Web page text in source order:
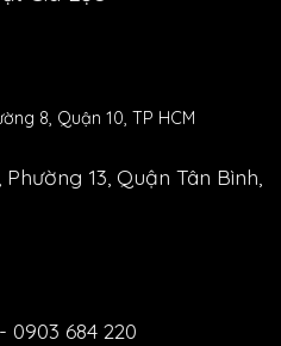
8, Quận 10, TP HCM
13, Quận Tân Bình,
0903 684 220